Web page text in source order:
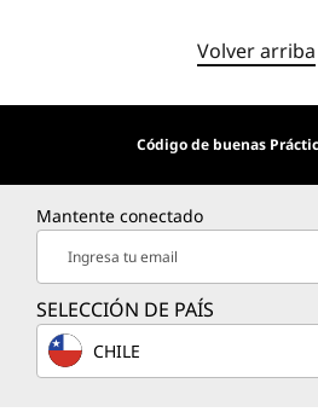
Volver arriba
Código de buenas
Mantente conectado
Ingresa tu email
SELECCIÓN DE PAÍS
CHILE